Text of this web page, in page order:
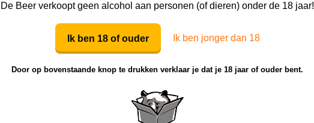
Mijn review bij dit bier
Email
De Beer verkoopt geen alcohol aan personen (of dieren) onder de 18 jaar!
Ik ben 18 of ouder Ik ben jonger dan 18
Door op bovenstaande knop te drukken verklaar je dat je 18 jaar of ouder bent.